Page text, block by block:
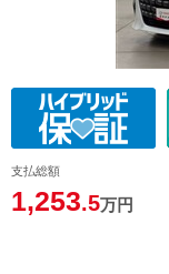
支払総額
1,253.5万円